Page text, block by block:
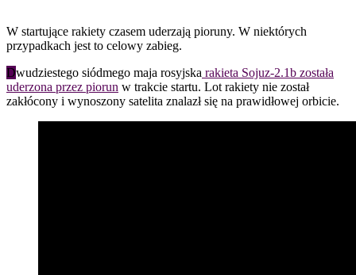
W startujące rakiety czasem uderzają pioruny. W niektórych
przypadkach jest to celowy zabieg.
Dwudziestego siódmego maja rosyjska rakieta Sojuz-2.1b została
uderzona przez piorun w trakcie startu. Lot rakiety nie został
zakłócony i wynoszony satelita znalazł się na prawidłowej orbicie.